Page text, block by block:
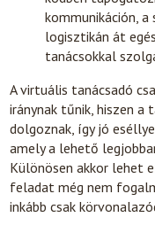
kommunikáción,
logisztikán át
tanácsokkal
A virtuális tanácsadó
iránynak tűnik, hiszen
dolgoznak, így jó
amely a lehető
Különösen akkor lehet
feladat még nem
inkább csak